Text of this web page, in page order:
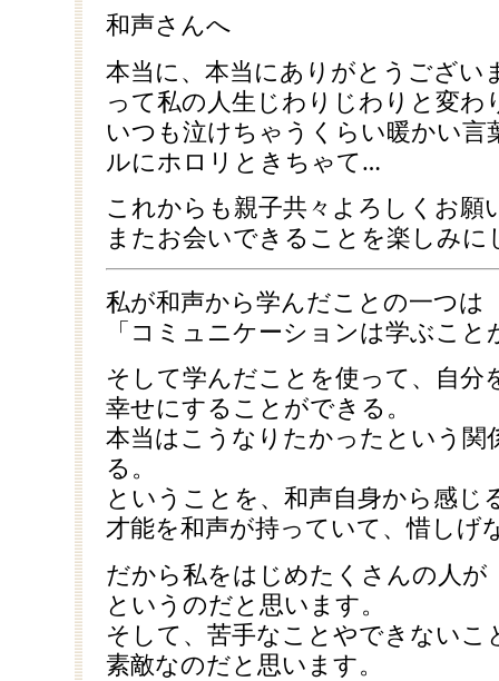
和声さんへ
本当に、本当にありがとうござい
って私の人生じわりじわりと変わ
いつも泣けちゃうくらい暖かい言
ルにホロリときちゃて…
これからも親子共々よろしくお願
またお会いできることを楽しみに
私が和声から学んだことの一つは
「コミュニケーションは学ぶこ
そして学んだことを使って、自分
幸せにすることができる。
本当はこうなりたかったという
る。
ということを、和声自身から感じ
才能を和声が持っていて、惜しげ
だから私をはじめたくさんの人が
というのだと思います。
そして、苦手なことやできない
素敵なのだと思います。